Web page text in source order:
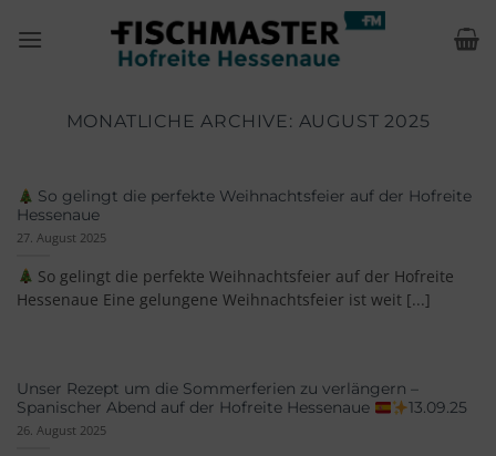
Inhalt
MONATLICHE ARCHIVE: AUGUST 2025
So gelingt die perfekte Weihnachtsfeier auf der Hofreite
Hessenaue
27. August 2025
So gelingt die perfekte Weihnachtsfeier auf der Hofreite
Hessenaue Eine gelungene Weihnachtsfeier ist weit [...]
Unser Rezept um die Sommerferien zu verlängern –
Spanischer Abend auf der Hofreite Hessenaue
13.09.25
26. August 2025